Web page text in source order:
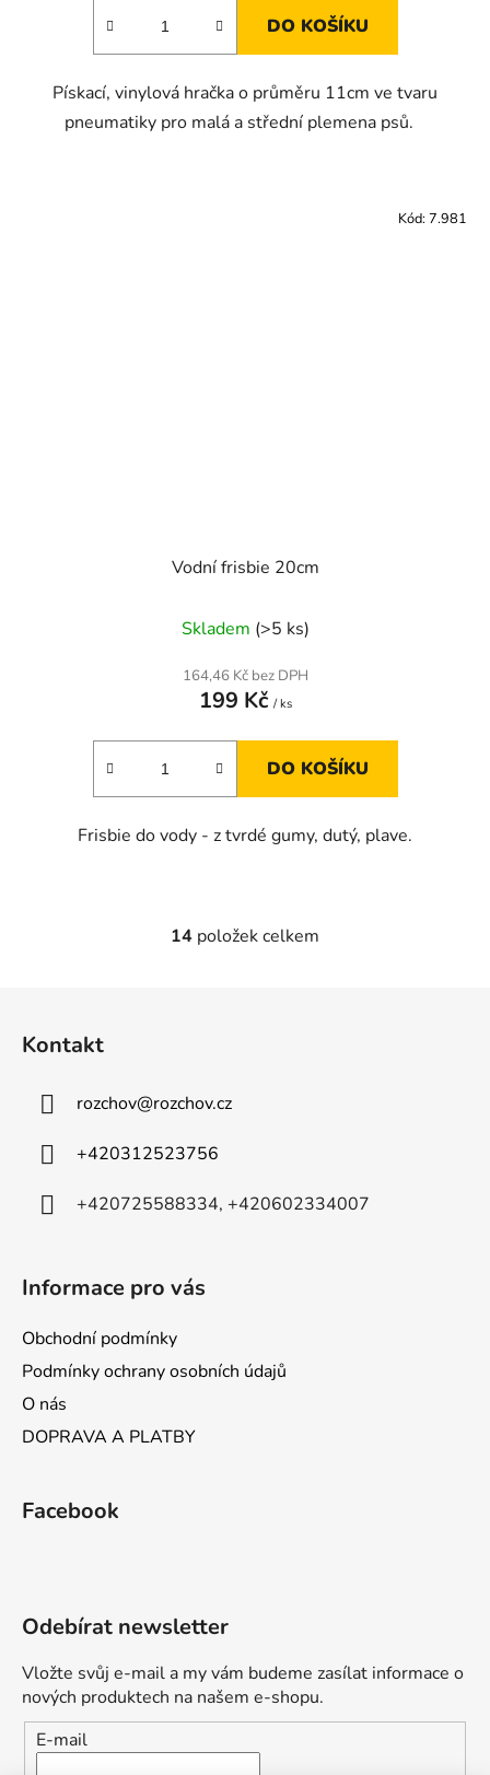
DO KOŠÍKU
Pískací, vinylová hračka o průměru 11cm ve tvaru
pneumatiky pro malá a střední plemena psů.
Vodní frisbie 20cm
Skladem (>5 ks)
164,46 Kč bez DPH
199 Kč / ks
DO KOŠÍKU
Frisbie do vody - z tvrdé gumy, dutý, plave.
Kód: 7.981
O
k
s
u
14 položek celkem
Kontakt
rozchov@rozchov.cz
+420312523756
+420725588334, +420602334007
Informace pro vás
Obchodní podmínky
Podmínky ochrany osobních údajů
O nás
DOPRAVA A PLATBY
Facebook
Odebírat newsletter
Vložte svůj e-mail a my vám budeme zasílat informace o
nových produktech na našem e-shopu.
E-mail